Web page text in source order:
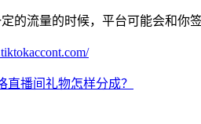
的流量的时候，平台可能会和你
直播间礼物怎样分成？